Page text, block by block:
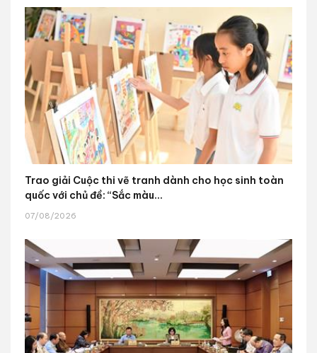
Trao giải Cuộc thi vẽ tranh dành cho học sinh toàn
quốc với chủ đề: “Sắc màu...
07/08/2026